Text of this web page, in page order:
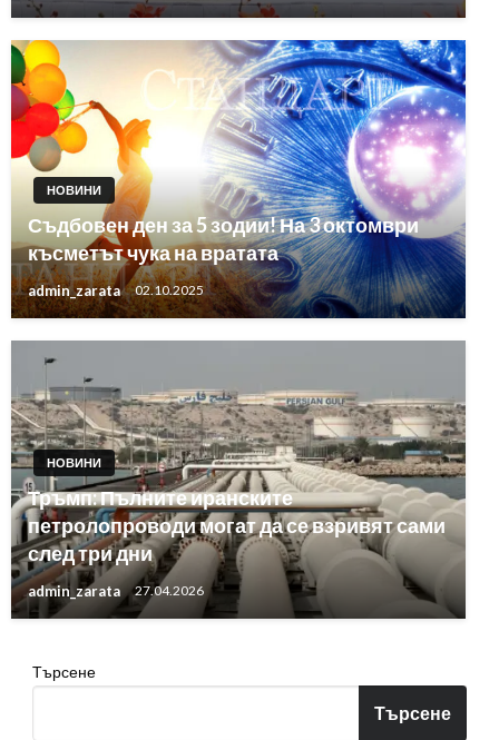
НОВИНИ
Съдбовен ден за 5 зодии! На 3 октомври
късметът чука на вратата
admin_zarata 02.10.2025
НОВИНИ
Тръмп: Пълните иранските
петролопроводи могат да се взривят сами
след три дни
admin_zarata 27.04.2026
Търсене
Търсене